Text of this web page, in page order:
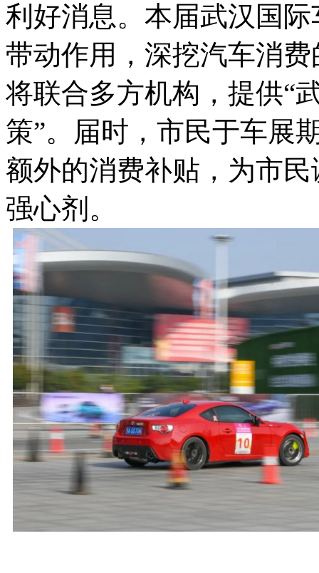
利好消息。本届武汉国
带动作用，深挖汽车消
将联合多方机构，提供“
策”。届时，市民于车展
额外的消费补贴，为市
强心剂。